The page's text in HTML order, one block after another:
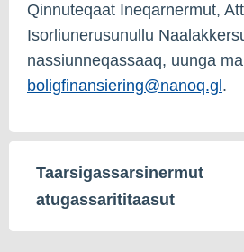
Qinnuteqaat Ineqarnermut,
Isorliunerusunullu
nassiunneqassaaq, uunga
boligfinansiering@nanoq.gl.
Taarsigassarsinermut
atugassarititaasut